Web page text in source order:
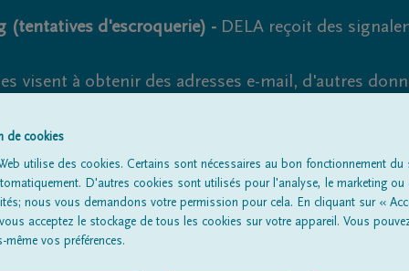
(tentatives d'escroquerie) - DELA reçoit des
visent à obtenir des adresses e-mail, d'autres
et vérifiez soigneusement l'expéditeur.
Cependant, les tentatives d'hameçonnage et de
Tous les avis de décès
de cookies
utilise des cookies. Certains sont nécessaires au bon fonctionnement du
D'autres cookies sont utilisés pour l'analyse, le marketing ou
nous vous demandons votre permission pour cela. En cliquant sur «
acceptez le stockage de tous les cookies sur votre appareil. Vous
même vos préférences.